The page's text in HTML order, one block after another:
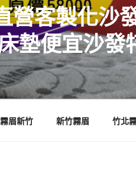
營客製化沙
墊便宜沙發
霧眉新竹 新竹霧眉 竹北